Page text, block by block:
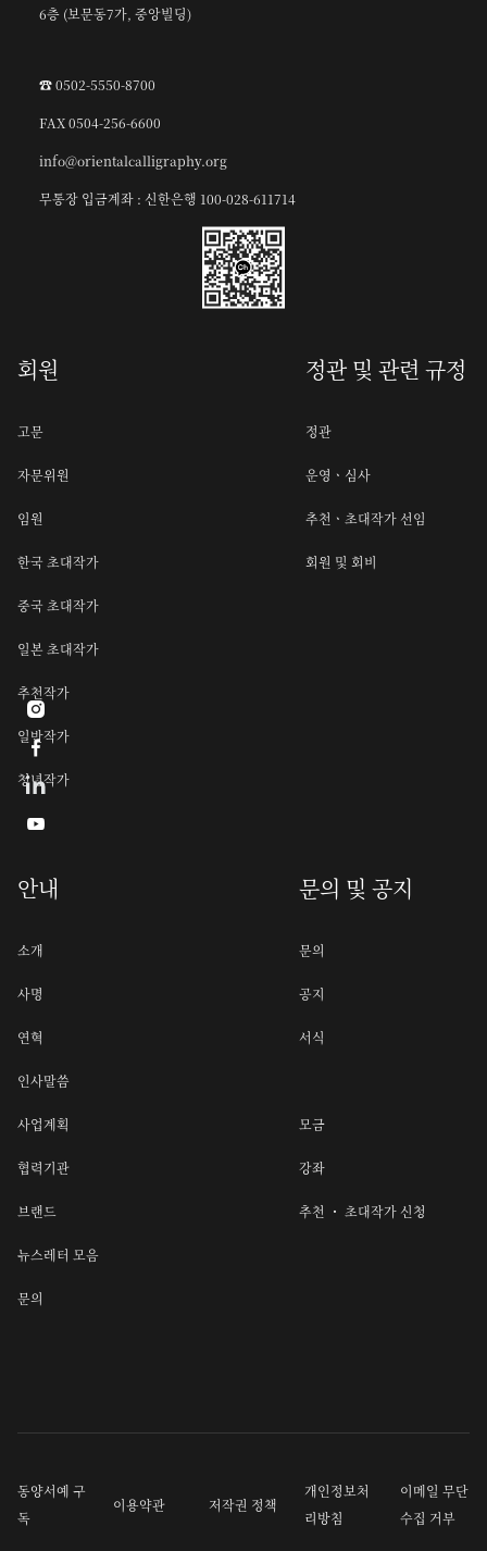
6층 (보문동7가, 중앙빌딩)
☎︎ 0502-5550-8700
FAX 0504-256-6600
info@orientalcalligraphy.org
무통장 입금계좌 : 신한은행 100-028-611714
회원
고문
자문위원
임원
한국 초대작가
중국 초대작가
일본 초대작가
추천작가
일반작가
청년작가
정관 및 관련 규정
정관
운영ㆍ심사
추천ㆍ초대작가 선임
회원 및 회비
안내
소개
사명
연혁
인사말씀
사업계획
협력기관
브랜드
뉴스레터 모음
문의
문의 및 공지
문의
공지
서식
모금
강좌
추천 ・ 초대작가 신청
동양서예 구
독
이용약관 저작권 정책
개인정보처
리방침
이메일 무단
수집 거부


